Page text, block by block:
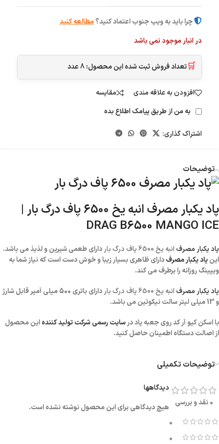
چرا باید به ویپ جنوب اعتماد کنید؟مطالعه کنید
در انبار موجود نمی باشد
🛒تعداد فروش ثبت شده این محصول:8عدد
افزودن به علاقه مندی
مقایسه
به من از طریق پیامک اطلاع بده
اشتراک گذاری:
توضیحات
پاد یکبار مصرف انبه یخ 6500 پاف درگ بار |
DRAG B6500 MANGO ICE
پاد یکبار مصرف انبه یخ 6500 پاف درگ بار
دارای طعمی شیرین و لذیذ می باشد.
اینپاد یکبار مصرفدارای ظاهری بسیار زیبا و خوش دست است که نیاز شما به
ویپینگ روزانه را برطرف می کند.
پاد یکبار مصرف انبه یخ 6500 پاف درگ بار
دارای باتری 500 میلی آمپر قابل شارژ
و 13 میلی لیتر سالت نیکوتین می باشد.
با اسکن کیو آر کد روی جعبه پاد درسایت رسمی شرکت تولید کنندهاین محصول
از اصالت دستگاه اطمینان حاصل کنید.
توضیحات تکمیلی
0 نقد و بررسی
0
0
دیدگاهها
هیچ دیدگاهی برای این محصول نوشته نشده است.